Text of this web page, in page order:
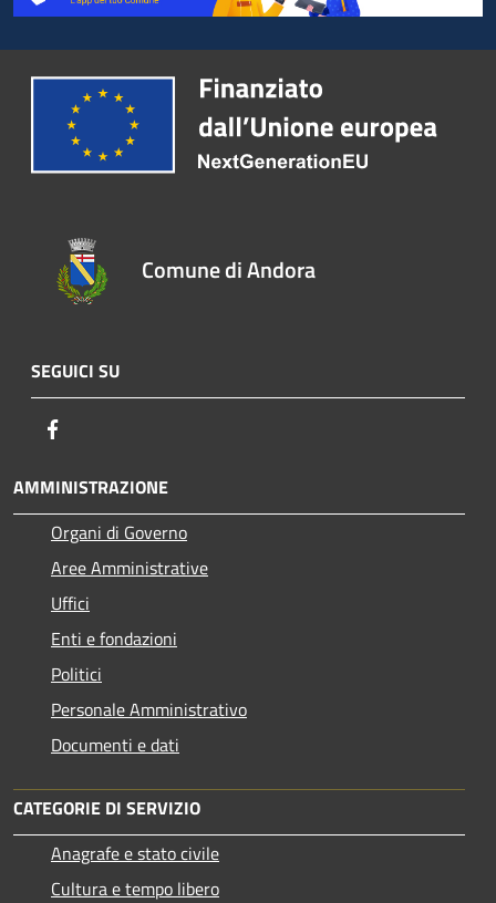
Comune di Andora
SEGUICI SU
AMMINISTRAZIONE
Organi di Governo
Aree Amministrative
Uffici
Enti e fondazioni
Politici
Personale Amministrativo
Documenti e dati
CATEGORIE DI SERVIZIO
Anagrafe e stato civile
Cultura e tempo libero